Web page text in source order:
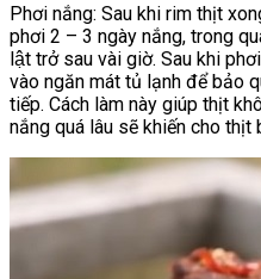
Phơi nắng: Sau khi rim thịt
phơi 2 – 3 ngày nắng, trong
lật trở sau vài giờ. Sau khi
vào ngăn mát tủ lạnh để bảo
tiếp. Cách làm này giúp thịt
nắng quá lâu sẽ khiến cho thịt